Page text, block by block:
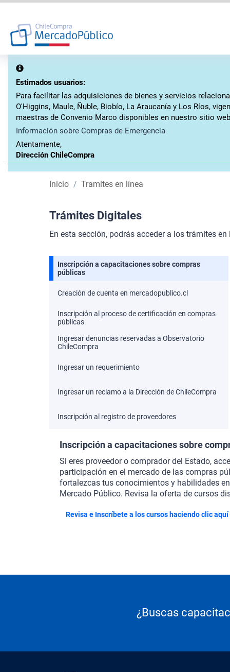
Estimados usuarios:
Para facilitar las adquisiciones de bienes y servicios
O'Higgins, Maule, Ñuble, Biobío, La Araucanía y Los Ríos,
maestras de Convenio Marco disponibles en nuestro sitio
Información sobre Compras de Emergencia
Atentamente,
Dirección ChileCompra
Inicio Tramites en línea
Trámites Digitales
En esta sección, podrás acceder a los trámites
Inscripción a capacitaciones sobre compras
públicas
Creación de cuenta en mercadopublico.cl
Inscripción al proceso de certificación en compras
públicas
Ingresar denuncias reservadas a Observatorio
ChileCompra
Ingresar un requerimiento
Ingresar un reclamo a la Dirección de ChileCompra
Inscripción al registro de proveedores
Inscripción a capacitaciones sobre
Si eres proveedor o comprador del Estado,
participación en el mercado de las compras
fortalezcas tus conocimientos y habilidades
Mercado Público. Revisa la oferta de cursos
Revisa e Inscríbete a los cursos haciendo clic aquí
¿Buscas